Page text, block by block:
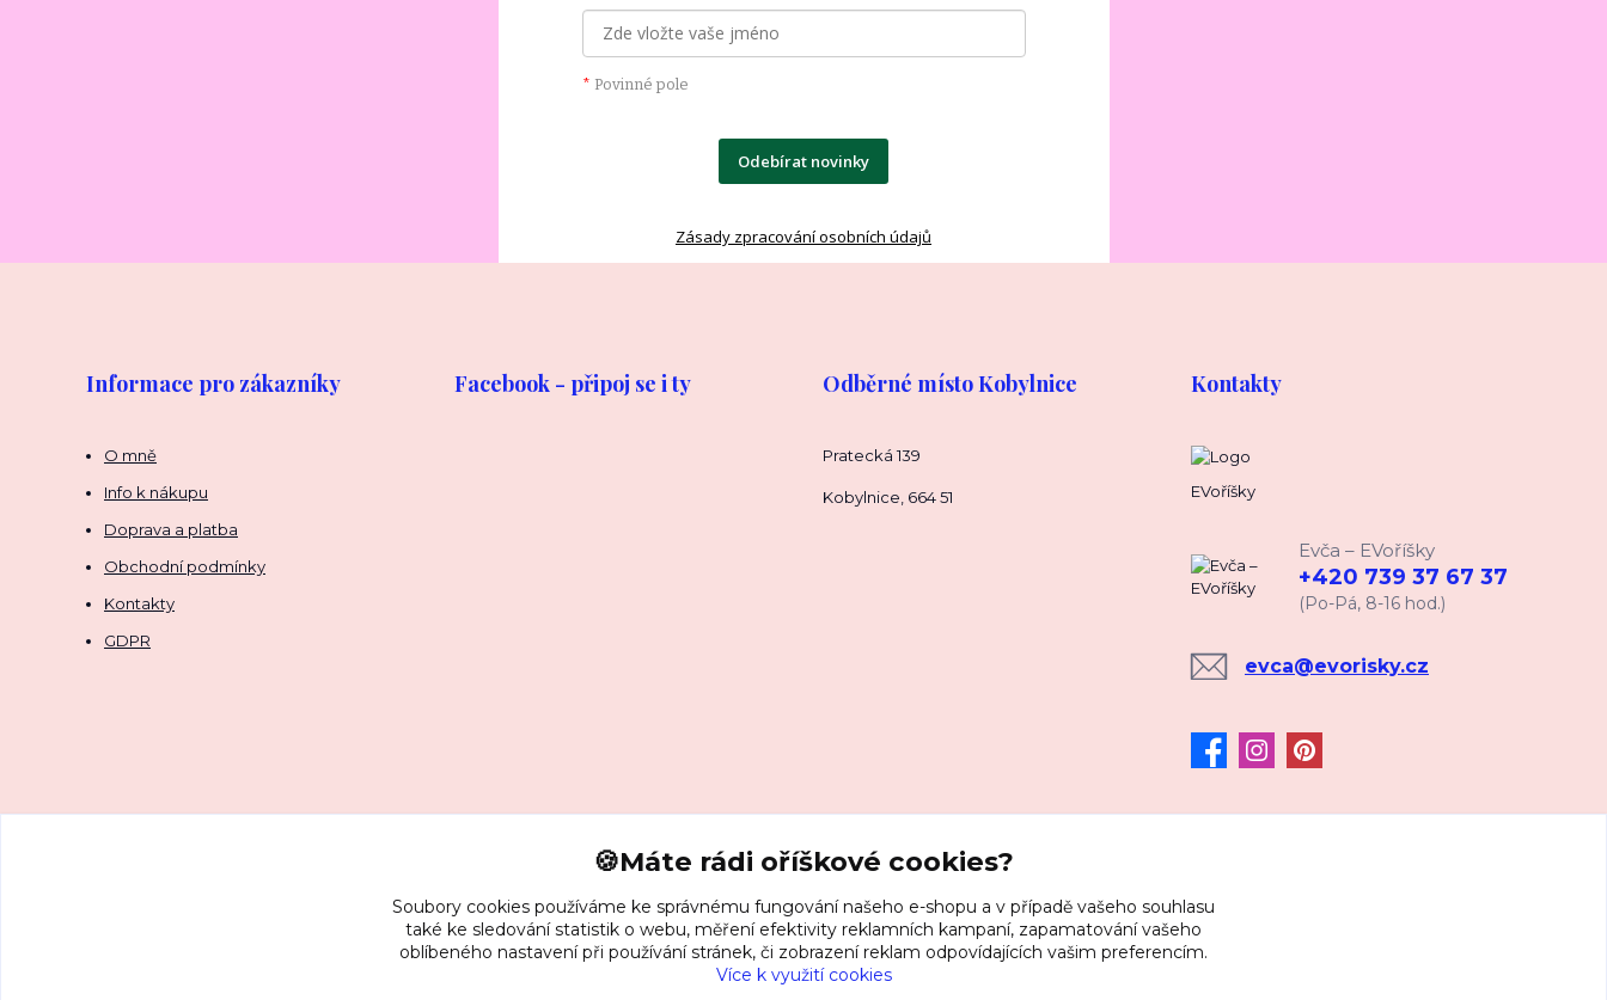
* Povinné pole
Odebírat novinky
Zásady zpracování osobních údajů
Informace pro zákazníky
O mně
Info k nákupu
Doprava a platba
Obchodní podmínky
Kontakty
GDPR
Facebook - připoj se i ty Odběrné místo Kobylnice
Pratecká 139
Kobylnice, 664 51
Kontakty
EVoříšky
Evča – EVoříšky
+420 739 37 67 37
(Po-Pá, 8-16 hod.)
evca@evorisky.cz
🍪Máte rádi oříškové cookies?
Soubory cookies používáme ke správnému fungování našeho e-shopu a v případě vašeho souhlasu
také ke sledování statistik o webu, měření efektivity reklamních kampaní, zapamatování vašeho
oblíbeného nastavení při používání stránek, či zobrazení reklam odpovídajících vašim preferencím.
Více k využití cookies